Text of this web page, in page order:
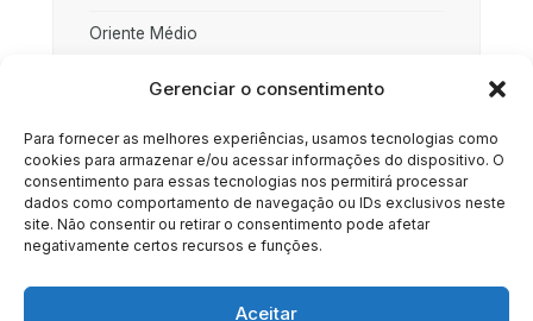
Gerenciar o consentimento
Para fornecer as melhores experiências, usamos tecnologias como
cookies para armazenar e/ou acessar informações do dispositivo. O
consentimento para essas tecnologias nos permitirá processar
dados como comportamento de navegação ou IDs exclusivos neste
site. Não consentir ou retirar o consentimento pode afetar
negativamente certos recursos e funções.
Aceitar
Oriente Médio
Rússia
Sociedade
Uncategorized